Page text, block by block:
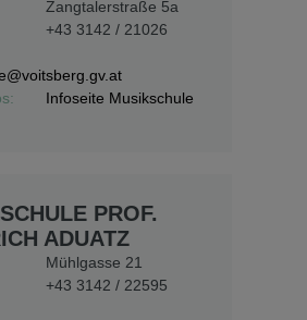
Zangtalerstraße 5a
+43 3142 / 21026
Infoseite Musikschule
PROF.
ADUATZ
Mühlgasse 21
+43 3142 / 22595